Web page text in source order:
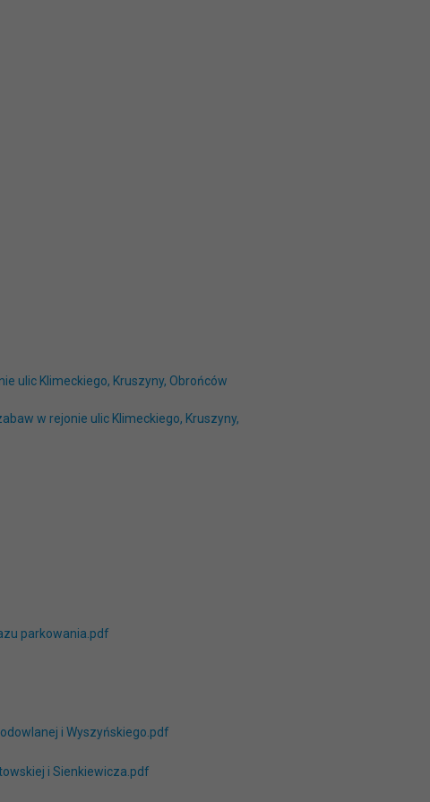
ulic Klimeckiego, Kruszyny, Obrońców
w rejonie ulic Klimeckiego, Kruszyny,
parkowania.pdf
i Wyszyńskiego.pdf
i Sienkiewicza.pdf